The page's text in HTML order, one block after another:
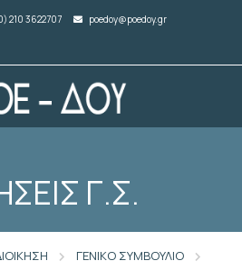
210 3622707 poedoy@poedoy.gr
Γ.Σ.
ΓΕΝΙΚΟ ΣΥΜΒΟΥΛΙΟ